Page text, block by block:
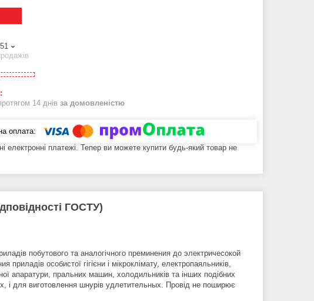
14 днів за домовленістю
електронні платежі. Тепер ви можете купити будь-який товар не
ГОСТУ)
побутового та аналогічного преминения до электричесокой
особистої гігієни і мікроклімату, електропаяльників,
апаратури, пральних машин, холодильників та інших подібних
і для виготовлення шнурів удлетительных. Провід не поширює